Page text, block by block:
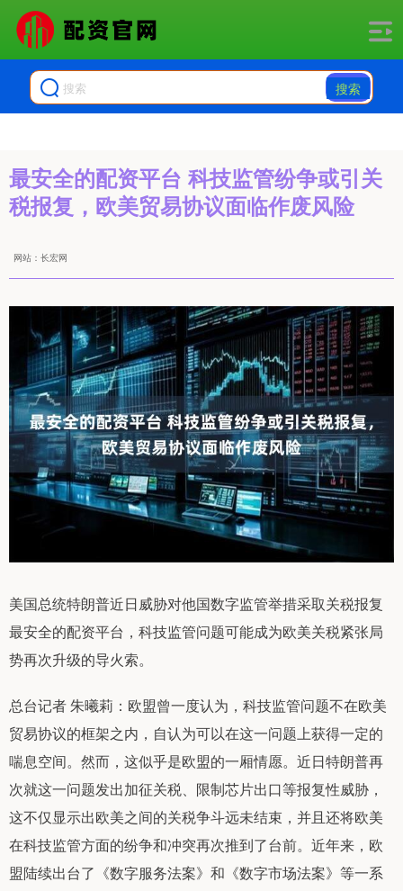
搜索
最安全的配资平台 科技监管纷争或引关
税报复，欧美贸易协议面临作废风险
网站：长宏网
美国总统特朗普近日威胁对他国数字监管举措采取关税报复
最安全的配资平台，科技监管问题可能成为欧美关税紧张局
势再次升级的导火索。
总台记者 朱曦莉：欧盟曾一度认为，科技监管问题不在欧美
贸易协议的框架之内，自认为可以在这一问题上获得一定的
喘息空间。然而，这似乎是欧盟的一厢情愿。近日特朗普再
次就这一问题发出加征关税、限制芯片出口等报复性威胁，
这不仅显示出欧美之间的关税争斗远未结束，并且还将欧美
在科技监管方面的纷争和冲突再次推到了台前。近年来，欧
盟陆续出台了《数字服务法案》和《数字市场法案》等一系